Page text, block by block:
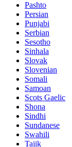
Pashto
Persian
Punjabi
Serbian
Sesotho
Sinhala
Slovak
Slovenian
Somali
Samoan
Scots Gaelic
Shona
Sindhi
Sundanese
Swahili
Tajik